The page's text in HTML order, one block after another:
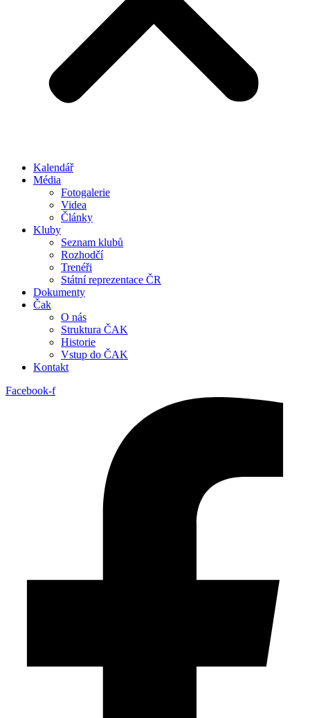
Kalendář
Média
Fotogalerie
Videa
Články
Kluby
Seznam klubů
Rozhodčí
Trenéři
Státní reprezentace ČR
Dokumenty
Čak
O nás
Struktura ČAK
Historie
Vstup do ČAK
Kontakt
Facebook-f